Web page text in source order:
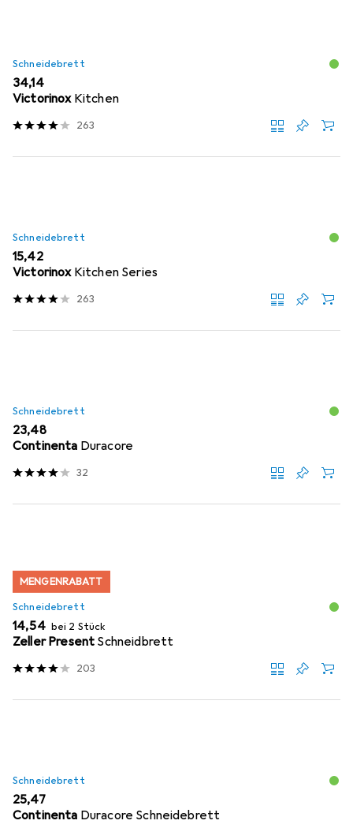
Schneidebrett
EUR
34,14
Victorinox Kitchen
263
Schneidebrett
EUR
15,42
Victorinox Kitchen Series
263
Schneidebrett
EUR
23,48
Continenta Duracore
32
MENGENRABATT
Schneidebrett
EUR
14,54 bei 2 Stück
Zeller Present Schneidbrett
203
Schneidebrett
EUR
25,47
Continenta Duracore Schneidebrett